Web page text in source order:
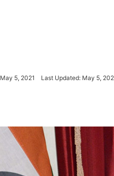
May 5, 2021 Last Updated: May 5,